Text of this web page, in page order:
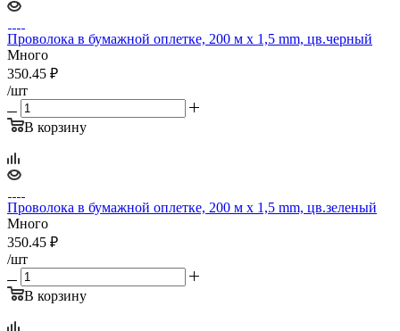
Проволока в бумажной оплетке, 200 м х 1,5 mm, цв.черный
Много
350.45 ₽
/шт
В корзину
Проволока в бумажной оплетке, 200 м х 1,5 mm, цв.зеленый
Много
350.45 ₽
/шт
В корзину